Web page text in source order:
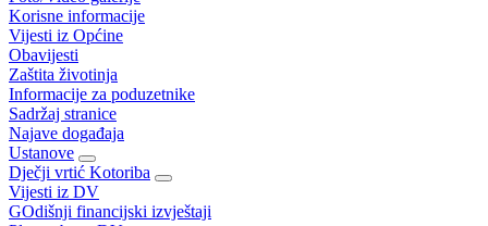
Korisne informacije
Vijesti iz Općine
Obavijesti
Zaštita životinja
Informacije za poduzetnike
Sadržaj stranice
Najave događaja
Ustanove
Dječji vrtić Kotoriba
Vijesti iz DV
GOdišnji financijski izvještaji